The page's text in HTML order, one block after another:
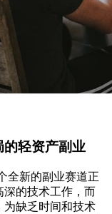
的轻资产副业
全新的副业赛道正
的技术工作，而
为缺乏时间和技术